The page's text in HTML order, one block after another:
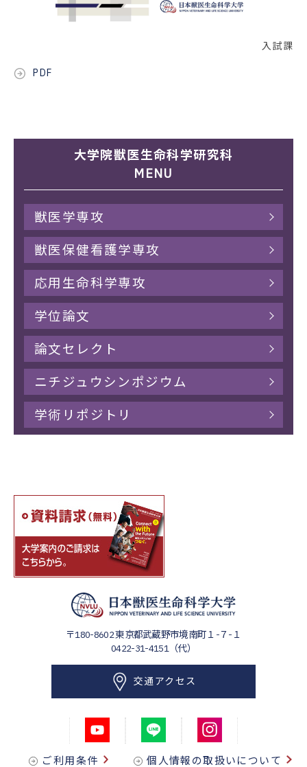
入試課
PDF
大学院獣医生命科学研究科
MENU
獣医学専攻
獣医保健看護学専攻
応用生命科学専攻
学位論文
論文セレクト
ニチジュウシンポジウム
学術リポジトリ
〒180-8602東京都武蔵野市境南町１-７-１
0422-31-4151（代）
交通アクセス
ご利用条件 個人情報の取扱いについて